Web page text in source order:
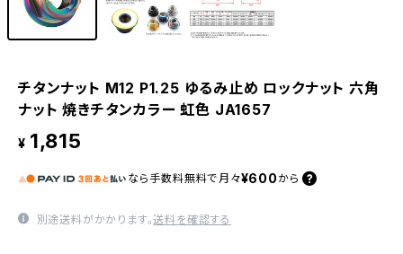
チタンナット M12 P1.25 ゆるみ止め ロックナット 六角
ナット 焼きチタンカラー 虹色 JA1657
¥ 1,815
なら 手数料無料で 月々¥600 から
別途送料がかかります。送料を確認する